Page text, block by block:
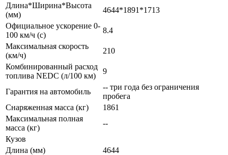
Длина*Ширина*Высота
(мм)
4644*1891*1713
Официальное ускорение 0-
100 км/ч (с)
8.4
Максимальная скорость
(км/ч)
210
Комбинированный расход
топлива NEDC (л/100 км)
9
Гарантия на автомобиль
-- три года без ограничения
пробега
Снаряженная масса (кг)
1861
Максимальная полная
масса (кг)
--
Кузов
Длина (мм)
4644